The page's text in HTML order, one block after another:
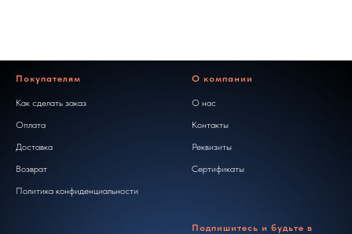
Покупателям
Как сделать заказ
Оплата
Доставка
Возврат
Политика конфиденциальности
О компании
О нас
Контакты
Реквизиты
Сертификаты
Подпишитесь и будьте в